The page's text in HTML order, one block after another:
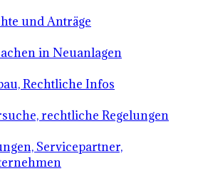
und Anträge
in Neuanlagen
Rechtliche Infos
rechtliche Regelungen
Servicepartner,